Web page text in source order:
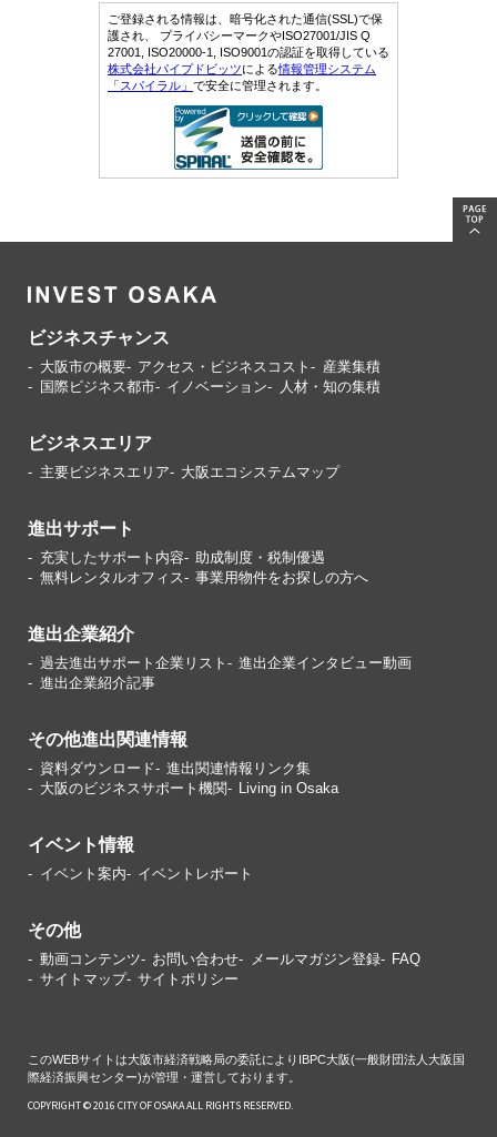
ビジネスチャンス
大阪市の概要 アクセス・ビジネスコスト
産業集積
国際ビジネス都市
イノベーション 人材・知の集積
ビジネスエリア
主要ビジネスエリア 大阪エコシステムマップ
進出サポート
充実したサポート内容
助成制度・税制優遇
無料レンタルオフィス
事業用物件をお探しの方へ
進出企業紹介
過去進出サポート企業リスト
進出企業インタビュー動画
進出企業紹介記事
その他進出関連情報
資料ダウンロード
進出関連情報リンク集
大阪のビジネスサポート機関
Living in Osaka
イベント情報
イベント案内 イベントレポート
その他
動画コンテンツ お問い合わせ メールマガジン登録
FAQ
サイトマップ
サイトポリシー
このWEBサイトは大阪市経済戦略局の委託によりIBPC大阪(一般財団法人大阪国
際経済振興センター)が管理・運営しております。
COPYRIGHT © 2016 CITY OF OSAKA ALL RIGHTS RESERVED.